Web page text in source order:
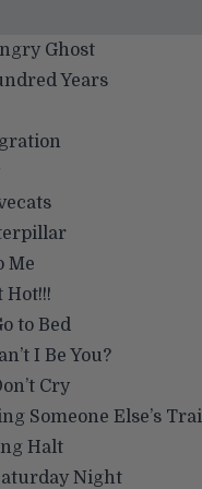
Ghost
Years
Me
Hot!!!
to Bed
I Be You?
Cry
Someone Else’s
Halt
Night